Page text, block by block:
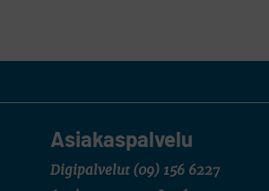
Asiakaspalvelu
Digipalvelut (09) 156 6227